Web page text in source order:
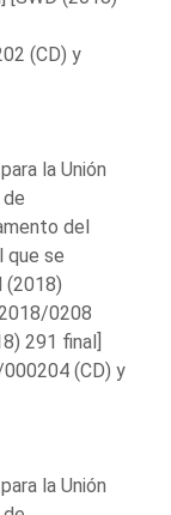
(CD) y
la Unión
del
que se
(2018)
0208
291 final]
(CD) y
la Unión